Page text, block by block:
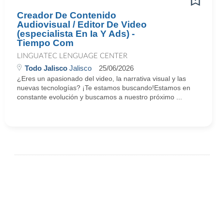
Creador De Contenido
Audiovisual / Editor De Video
(especialista En Ia Y Ads) -
Tiempo Com
LINGUATEC LENGUAGE CENTER
Todo Jalisco Jalisco 25/06/2026
¿Eres un apasionado del video, la narrativa visual y las
nuevas tecnologías? ¡Te estamos buscando!Estamos en
constante evolución y buscamos a nuestro próximo ...